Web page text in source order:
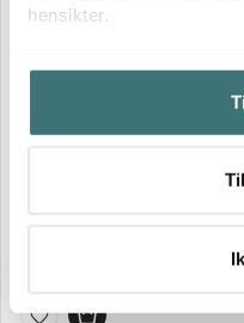
hensikter.
Hvis du gir oss lov, vil vi
Innhente
beliggenheten din,
Identifisere enheten
kan du
brukes. Du kan hele
Taika skål til espressokopp 11